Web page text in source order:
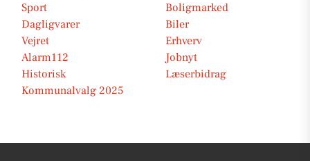
Sport
Boligmarked
Dagligvarer
Biler
Vejret
Erhverv
Alarm112
Jobnyt
Historisk
Læserbidrag
Kommunalvalg 2025